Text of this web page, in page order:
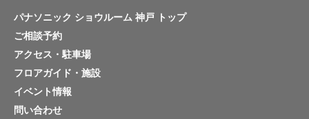
パナソニック ショウルーム 神戸 トップ
ご相談予約
アクセス・駐車場
フロアガイド・施設
イベント情報
問い合わせ